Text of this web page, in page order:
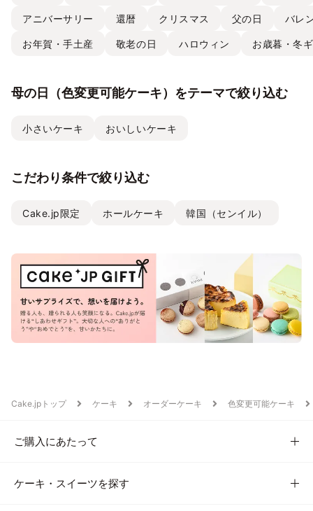
アニバーサリー 還暦 クリスマス 父の日 バレ
お年賀・手土産 敬老の日 ハロウィン お歳暮・冬
母の日（色変更可能ケーキ）をテーマで絞り込む
小さいケーキ おいしいケーキ
こだわり条件で絞り込む
Cake.jp限定 ホールケーキ 韓国（センイル）
Cake.jpトップ ケーキ オーダーケーキ 色変更可能ケーキ
ご購入にあたって
ケーキ・スイーツを探す